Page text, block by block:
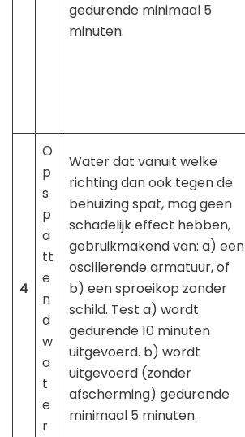
gedurende minimaal 5
minuten.
4
O
p
s
p
a
tt
e
n
d
w
a
t
e
r
Water dat vanuit welke
richting dan ook tegen de
behuizing spat, mag geen
schadelijk effect hebben,
gebruikmakend van: a) een
oscillerende armatuur, of
b) een sproeikop zonder
schild. Test a) wordt
gedurende 10 minuten
uitgevoerd. b) wordt
uitgevoerd (zonder
afscherming) gedurende
minimaal 5 minuten.